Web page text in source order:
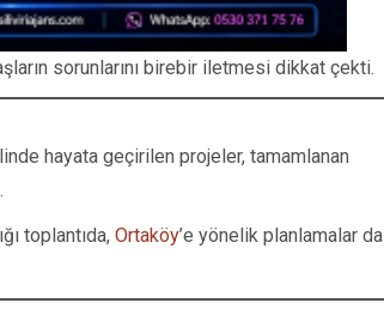
sorunlarını birebir iletmesi dikkat çekti.
hayata geçirilen projeler, tamamlanan
toplantıda, Ortaköy’e yönelik planlamalar da